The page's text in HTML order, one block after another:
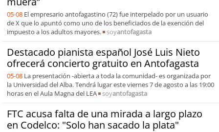
05-08 El empresario antofagastino (72) fue interpelado por un usuario
de X que lo apuntó como uno de los beneficiados de la exención del
impuesto a los adultos mayores.
soyantofagasta
Destacado pianista español José Luis Nieto
ofrecerá concierto gratuito en Antofagasta
05-08 La presentación -abierta a toda la comunidad- es organizada por
la Universidad del Alba. Tendrá lugar este viernes 7 de agosto a las 19:00
horas en el Aula Magna del LEA
soyantofagasta
FTC acusa falta de una mirada a largo plazo
en Codelco: "Solo han sacado la plata"